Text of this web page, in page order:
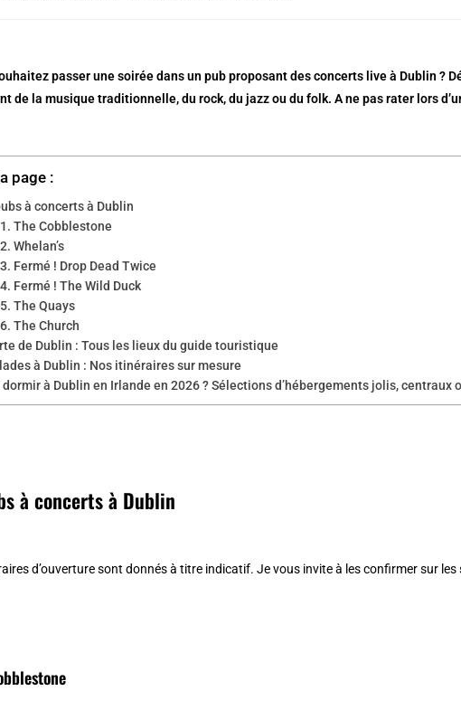
passer une soirée dans un pub proposant des concerts live à Dublin ?
de la musique traditionnelle, du rock, du jazz ou du folk. A ne pas rater lors
page :
à concerts à Dublin
The Cobblestone
Whelan’s
Fermé ! Drop Dead Twice
Fermé ! The Wild Duck
The Quays
The Church
de Dublin : Tous les lieux du guide touristique
à Dublin : Nos itinéraires sur mesure
dormir à Dublin en Irlande en 2026 ? Sélections d’hébergements jolis, centraux
à concerts à Dublin
d’ouverture sont donnés à titre indicatif. Je vous invite à les confirmer sur